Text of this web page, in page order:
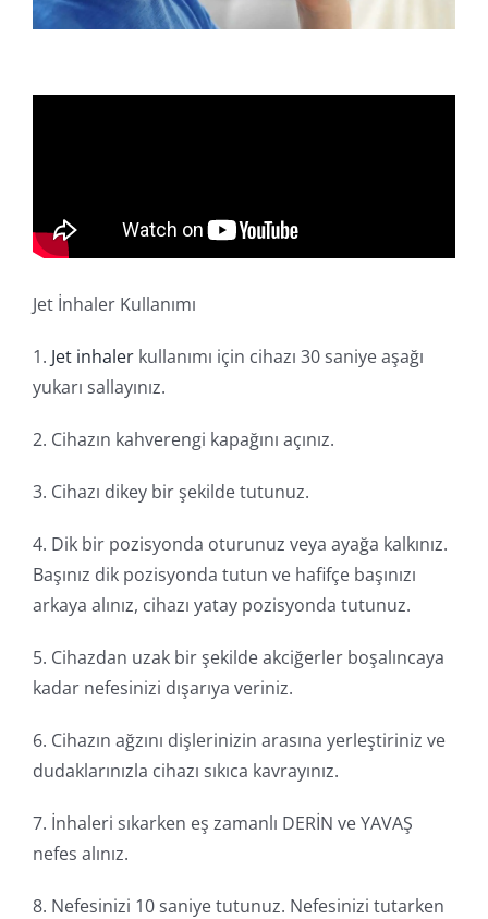
Jet İnhaler Kullanımı
1. Jet inhalerkullanımı için cihazı 30 saniye aşağı
yukarı sallayınız.
2. Cihazın kahverengi kapağını açınız.
3. Cihazı dikey bir şekilde tutunuz.
4. Dik bir pozisyonda oturunuz veya ayağa kalkınız.
Başınız dik pozisyonda tutun ve hafifçe başınızı
arkaya alınız, cihazı yatay pozisyonda tutunuz.
5. Cihazdan uzak bir şekilde akciğerler boşalıncaya
kadar nefesinizi dışarıya veriniz.
6. Cihazın ağzını dişlerinizin arasına yerleştiriniz ve
dudaklarınızla cihazı sıkıca kavrayınız.
7. İnhaleri sıkarken eş zamanlı DERİN ve YAVAŞ
nefes alınız.
8. Nefesinizi 10 saniye tutunuz. Nefesinizi tutarken